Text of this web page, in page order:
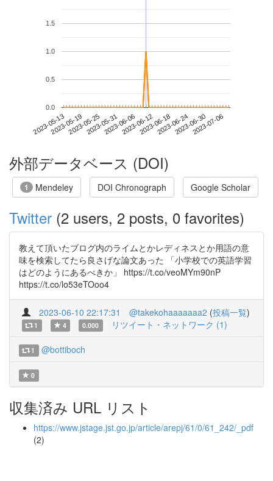
2023-05-132023-05-192023-05-252023-05-312023-06-062023-06-122023-06-182023-06-242023-06-302023-07-06
0.0
0.5
1.0
1.5
外部データベース (DOI)
1 Mendeley DOI Chronograph Google Scholar
Twitter (2 users, 2 posts, 0 favorites)
教えて頂いたブログ内のライムとかレディネスとか用語の意
味を検索してたら良さげな論文あった 「小学校での英語学習
はどのようにあるべきか」 https://t.co/veoMYm90nP
https://t.co/lo53eTOoo4
2023-06-10 22:17:31 @takekohaaaaaaa2 (投稿一覧)
1 4 0.000 リツイート・ネットワーク (1)
1 @bottiboch
0
収集済み URL リスト
https://www.jstage.jst.go.jp/article/arepj/61/0/61_242/_pdf
(2)